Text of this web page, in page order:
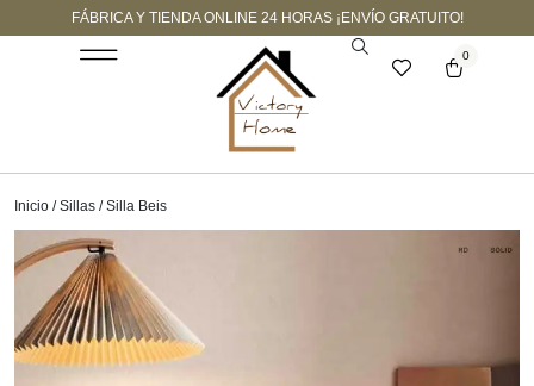
FÁBRICA Y TIENDA ONLINE 24 HORAS ¡ENVÍO GRATUITO!
0
Inicio /Sillas / Silla Beis